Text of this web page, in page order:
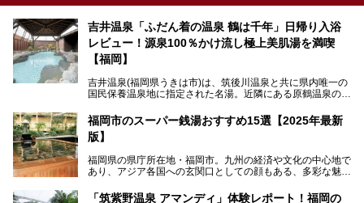
吉井温泉「ふだん着の温泉 鶴は千年」日帰り入浴
レビュー！源泉100％かけ流し極上美肌湯を満喫
【福岡】
吉井温泉(福岡県うきは市)は、筑後川温泉と共に県内唯一の
国民保養温泉地に指定された名湯。近隣にある原鶴温泉の観
す。
「ふだん着の温泉 鶴は千年」は、吉井温泉にある日帰り入
住民や温泉ファンに愛され続けています。今回は筆者自ら日
帰り入浴し、自慢の温泉を中心に詳細レビューします！
福岡市のスーパー銭湯おすすめ15選【2025年最新
版】
福岡県の県庁所在地・福岡市。九州の経済や文化の中心地で
あり、アジア各国への玄関口としての顔もある、多彩な魅力
「筑紫野温泉 アマンディ」体験レポート！福岡の